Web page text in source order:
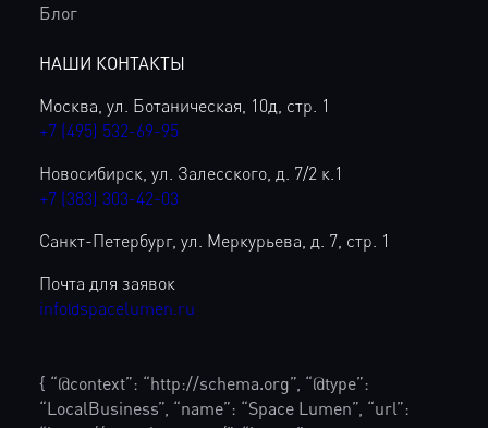
Блог
НАШИ КОНТАКТЫ
Москва, ул. Ботаническая, 10д, стр. 1
+7 (495) 532-69-95
Новосибирск, ул. Залесского, д. 7/2 к.1
+7 (383) 303-42-03
Санкт-Петербург, ул. Меркурьева, д. 7, стр. 1
Почта для заявок
info@spacelumen.ru
{ “@context”: “http://schema.org”, “@type”:
“LocalBusiness”, “name”: “Space Lumen”, “url”: